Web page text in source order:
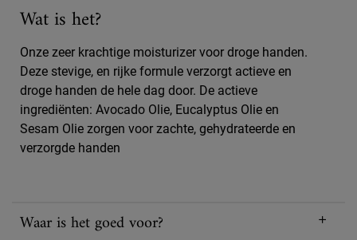
Wat is het?
Onze zeer krachtige moisturizer voor droge handen.
Deze stevige, en rijke formule verzorgt actieve en
droge handen de hele dag door. De actieve
ingrediënten: Avocado Olie, Eucalyptus Olie en
Sesam Olie zorgen voor zachte, gehydrateerde en
verzorgde handen
Waar is het goed voor?